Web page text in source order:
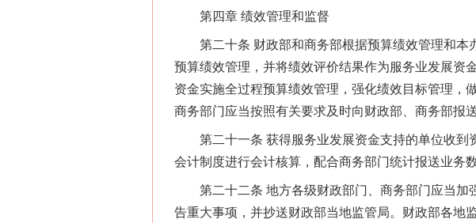
第四章 绩效管理和监督
第二十条 财政部和商务部根据预算绩效管理和本
预算绩效管理，并将绩效评价结果作为服务业发展资
资金实施全过程预算绩效管理，强化绩效目标管理，
商务部门应当按照有关要求及时向财政部、商务部报
第二十一条 获得服务业发展资金支持的单位收到
会计制度进行会计核算，配合商务部门统计报送业务
第二十二条 地方各级财政部门、商务部门应当加
告重大事项，并抄送财政部当地监管局。财政部各地